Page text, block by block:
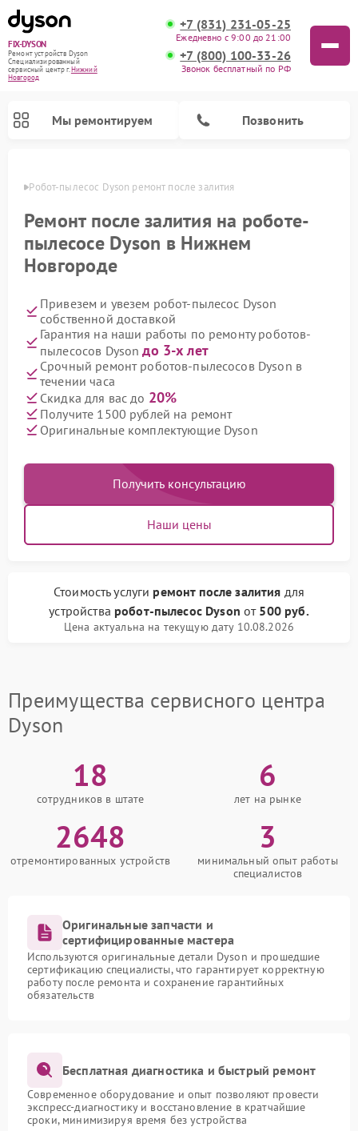
FIX-DYSON
Ремонт устройств Dyson
Специализированный
cервисный центр г.Нижний
Новгород
+7 (831) 231-05-25
Ежедневно с 9:00 до 21:00
+7 (800) 100-33-26
Звонок бесплатный по РФ
Мы ремонтируем Позвонить
Робот-пылесос Dyson ремонт после залития
Ремонт после залития на роботе-
пылесосе Dyson в Нижнем
Новгороде
Привезем и увезем робот-пылесос Dyson
собственной доставкой
Гарантия на наши работы по ремонту роботов-
пылесосов Dysonдо 3-х лет
Срочный ремонт роботов-пылесосов Dyson в
течении часа
Скидка для вас до 20%
Получите 1500 рублей на ремонт
Оригинальные комплектующие Dyson
Получить консультацию
Наши цены
Стоимость услуги ремонт после залития для
устройства робот-пылесос Dyson от 500 руб.
Цена актуальна на текущую дату 10.08.2026
Преимущества сервисного центра
Dyson
18
сотрудников в штате
6
лет на рынке
2648
отремонтированных устройств
3
минимальный опыт работы
специалистов
Оригинальные запчасти и
сертифицированные мастера
Используются оригинальные детали Dyson и прошедшие
сертификацию специалисты, что гарантирует корректную
работу после ремонта и сохранение гарантийных
обязательств
Бесплатная диагностика и быстрый ремонт
Современное оборудование и опыт позволяют провести
экспресс-диагностику и восстановление в кратчайшие
сроки, минимизируя время без устройства